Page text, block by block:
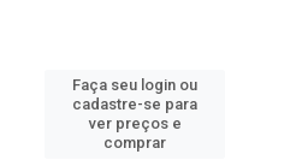
Faça seu login ou
cadastre-se para
ver preços e
comprar